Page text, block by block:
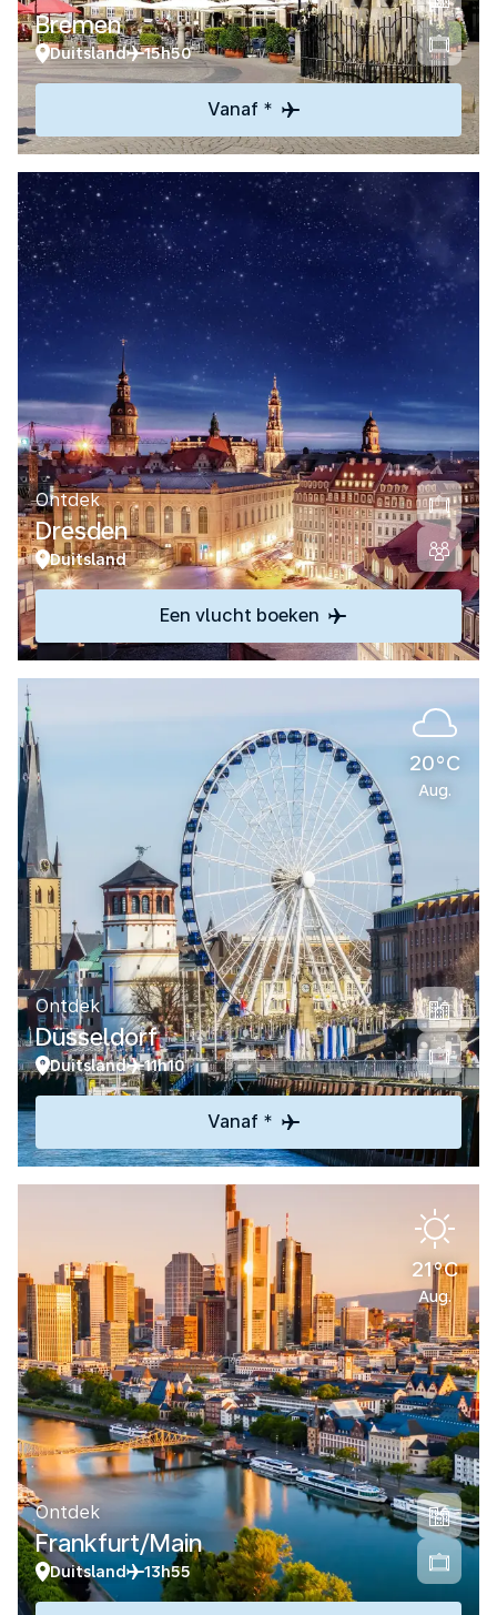
Bremen
Duitsland 15h50
Vanaf *
Ontdek
Dresden
Duitsland
Een vlucht boeken
20°C
Aug.
Ontdek
Düsseldorf
Duitsland 11h10
Vanaf *
21°C
Aug.
Ontdek
Frankfurt/Main
Duitsland 13h55